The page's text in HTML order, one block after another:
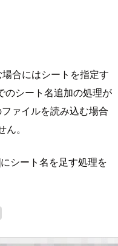
合にはシートを指定す
のシート名追加の処理が
ァイルを読み込む場合
。
シート名を足す処理を